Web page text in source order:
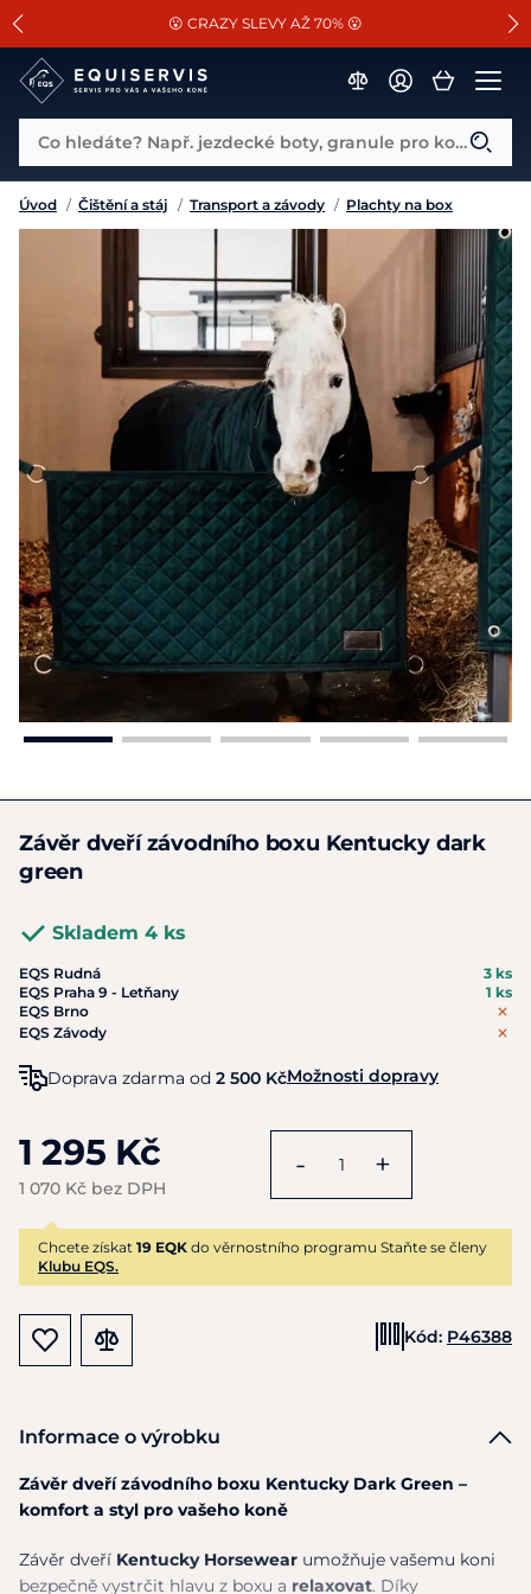
SLEVA 13% na vše od Cassini!
😮 CRAZY SLEVY AŽ 70% 😮
📐Pasování a doplňky k vybraným sedlům ZDARMA 🐴
Co hledáte? Např. jezdecké boty, granule pro koně...
Úvod / Čištění a stáj / Transport a závody / Plachty na box
Závěr dveří závodního boxu Kentucky dark
green
Skladem 4 ks
EQS Rudná
3 ks
EQS Praha 9 - Letňany
1 ks
EQS Brno
EQS Závody
Doprava zdarma od 2 500 KčMožnosti dopravy
1 295 Kč
1 070 Kč bez DPH
- +
Chcete získat 19 EQK do věrnostního programu Staňte se členy
Klubu EQS.
Kód: P46388
Informace o výrobku
Závěr dveří závodního boxu Kentucky Dark Green –
komfort a styl pro vašeho koně
Závěr dveří Kentucky Horsewear umožňuje vašemu koni
bezpečně vystrčit hlavu z boxu a relaxovat. Díky